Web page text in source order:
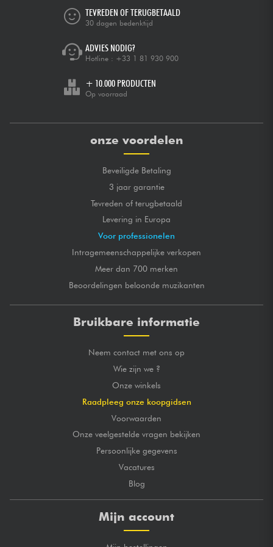
TEVREDEN OF TERUGBETAALD
30 dagen bedenktijd
ADVIES NODIG?
Hotline : +33 1 81 930 900
+ 10.000 PRODUCTEN
Op voorraad
onze voordelen
Beveiligde Betaling
3 jaar garantie
Tevreden of terugbetaald
Levering in Europa
Voor professionelen
Intragemeenschappelijke verkopen
Meer dan 700 merken
Beoordelingen beloonde muzikanten
Bruikbare informatie
Neem contact met ons op
Wie zijn we ?
Onze winkels
Raadpleeg onze koopgidsen
Voorwaarden
Onze veelgestelde vragen bekijken
Persoonlijke gegevens
Vacatures
Blog
Mijn account